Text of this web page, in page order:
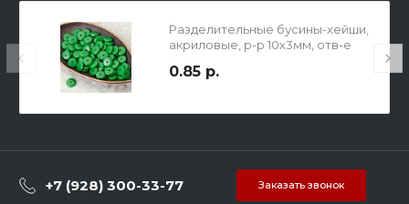
Разделительные бусины-хейши,
акриловые, р-р 10х3мм, отв-е
0.85 р.
+7 (928) 300-33-77 Заказать звонок